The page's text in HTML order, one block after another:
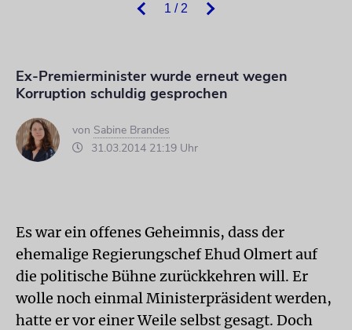
1 / 2
Ex-Premierminister wurde erneut wegen
Korruption schuldig gesprochen
von Sabine Brandes
31.03.2014 21:19 Uhr
Es war ein offenes Geheimnis, dass der
ehemalige Regierungschef Ehud Olmert auf
die politische Bühne zurückkehren will. Er
wolle noch einmal Ministerpräsident werden,
hatte er vor einer Weile selbst gesagt. Doch